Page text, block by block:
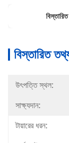
বিস্তারিত
উৎপত্তি স্থল:
সাক্ষ্যদান:
টায়ারের ধরন: